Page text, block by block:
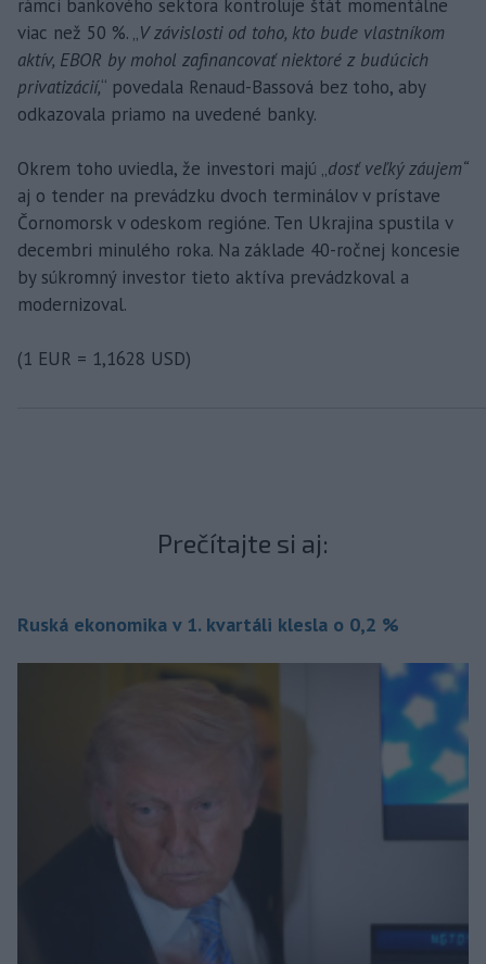
rámci bankového sektora kontroluje štát momentálne
viac než 50 %. „V závislosti od toho, kto bude vlastníkom
aktív, EBOR by mohol zafinancovať niektoré z budúcich
privatizácií,“ povedala Renaud-Bassová bez toho, aby
odkazovala priamo na uvedené banky.
Okrem toho uviedla, že investori majú „dosť veľký záujem“
aj o tender na prevádzku dvoch terminálov v prístave
Čornomorsk v odeskom regióne. Ten Ukrajina spustila v
decembri minulého roka. Na základe 40-ročnej koncesie
by súkromný investor tieto aktíva prevádzkoval a
modernizoval.
(1 EUR = 1,1628 USD)
Prečítajte si aj:
Ruská ekonomika v 1. kvartáli klesla o 0,2 %